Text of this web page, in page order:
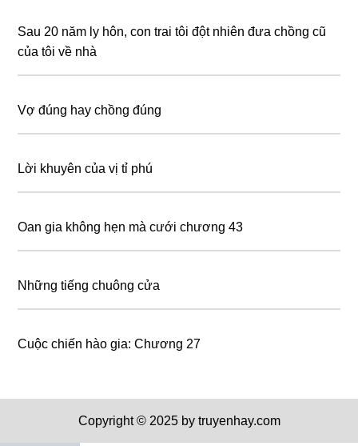
Sau 20 năm ly hôn, con trai tôi đột nhiên đưa chồng cũ
của tôi về nhà
Vợ đúng hay chồng đúng
Lời khuyên của vị tỉ phú
Oan gia không hẹn mà cưới chương 43
Những tiếng chuông cửa
Cuộc chiến hào gia: Chương 27
Copyright © 2025 by truyenhay.com